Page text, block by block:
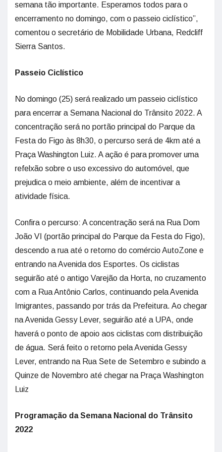
semana tão importante. Esperamos todos para o
encerramento no domingo, com o passeio ciclístico”,
comentou o secretário de Mobilidade Urbana, Redcliff
Sierra Santos.
Passeio Ciclístico
No domingo (25) será realizado um passeio ciclístico
para encerrar a Semana Nacional do Trânsito 2022. A
concentração será no portão principal do Parque da
Festa do Figo às 8h30, o percurso será de 4km até a
Praça Washington Luiz. A ação é para promover uma
refelxão sobre o uso excessivo do automóvel, que
prejudica o meio ambiente, além de incentivar a
atividade física.
Confira o percurso: A concentração será na Rua Dom
João VI (portão principal do Parque da Festa do Figo),
descendo a rua até o retorno do comércio AutoZone e
entrando na Avenida dos Esportes. Os ciclistas
seguirão até o antigo Varejão da Horta, no cruzamento
com a Rua Antônio Carlos, continuando pela Avenida
Imigrantes, passando por trás da Prefeitura. Ao chegar
na Avenida Gessy Lever, seguirão até a UPA, onde
haverá o ponto de apoio aos ciclistas com distribuição
de água. Será feito o retorno pela Avenida Gessy
Lever, entrando na Rua Sete de Setembro e subindo a
Quinze de Novembro até chegar na Praça Washington
Luiz
Programação da Semana Nacional do Trânsito
2022